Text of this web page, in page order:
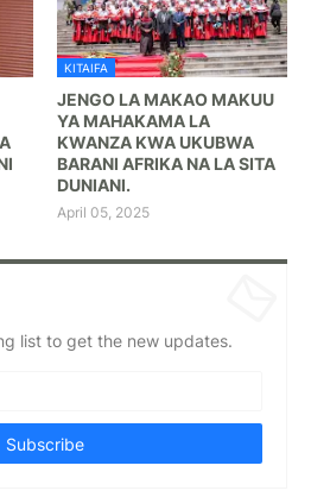
KITAIFA
JENGO LA MAKAO MAKUU
YA MAHAKAMA LA
KWANZA KWA UKUBWA
BARANI AFRIKA NA LA SITA
DUNIANI.
April 05, 2025
list to get the new updates.